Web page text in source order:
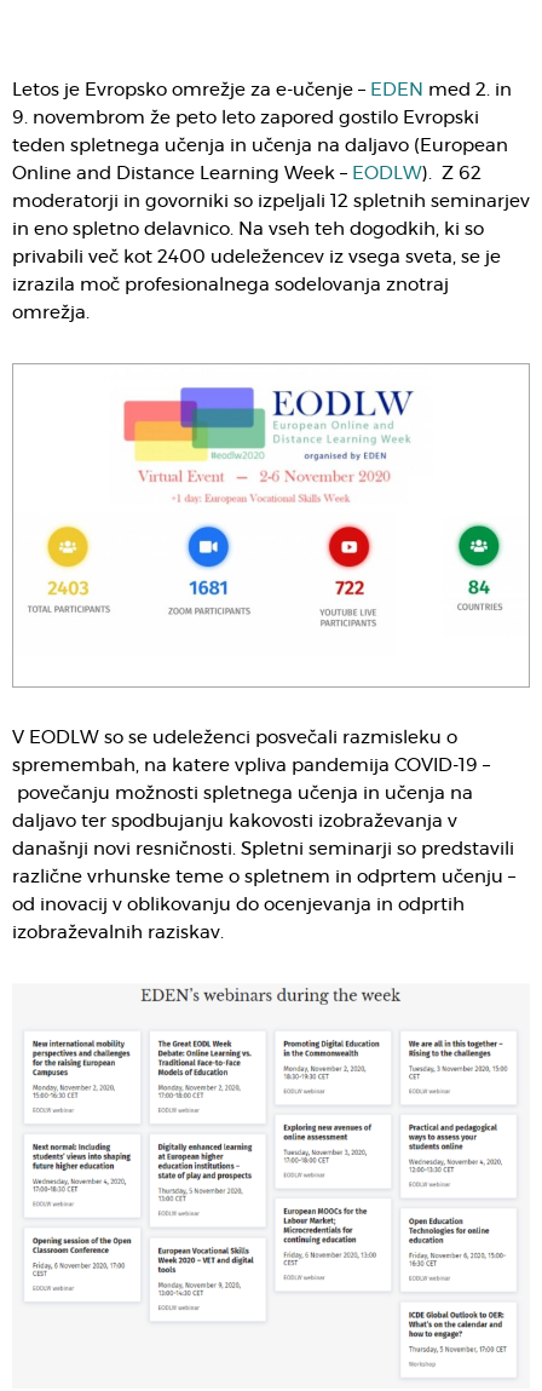
Letos je Evropsko omrežje za e-učenje – EDEN med 2. in
9. novembrom že peto leto zapored gostilo Evropski
teden spletnega učenja in učenja na daljavo (European
Online and Distance Learning Week – EODLW). Z 62
moderatorji in govorniki so izpeljali 12 spletnih seminarjev
in eno spletno delavnico. Na vseh teh dogodkih, ki so
privabili več kot 2400 udeležencev iz vsega sveta, se je
izrazila moč profesionalnega sodelovanja znotraj
omrežja.
V EODLW so se udeleženci posvečali razmisleku o
spremembah, na katere vpliva pandemija COVID-19 –
povečanju možnosti spletnega učenja in učenja na
daljavo ter spodbujanju kakovosti izobraževanja v
današnji novi resničnosti. Spletni seminarji so predstavili
različne vrhunske teme o spletnem in odprtem učenju –
od inovacij v oblikovanju do ocenjevanja in odprtih
izobraževalnih raziskav.